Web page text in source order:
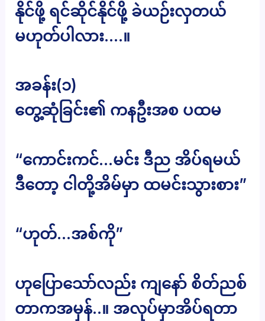
နိုင်ဖို့ ရင်ဆိုင်နိုင်ဖို့ ခဲယဉ်းလှတယ်
မဟုတ်ပါလား….။
အခန်း(၁)
တွေ့ဆုံခြင်း၏ ကနဦးအစ ပထမ
“ကောင်းကင်…မင်း ဒီည အိပ်ရမယ်
ဒီတော့ ငါတို့အိမ်မှာ ထမင်းသွားစား”
“ဟုတ်…အစ်ကို”
ဟုပြောသော်လည်း ကျနော် စိတ်ညစ်
တာကအမှန်..။ အလုပ်မှာအိပ်ရတာ